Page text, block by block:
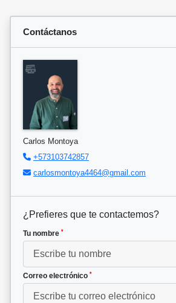
Contáctanos
Carlos Montoya
+573103742857
carlosmontoya4464@gmail.com
¿Prefieres que te contactemos?
Tu nombre *
Correo electrónico *